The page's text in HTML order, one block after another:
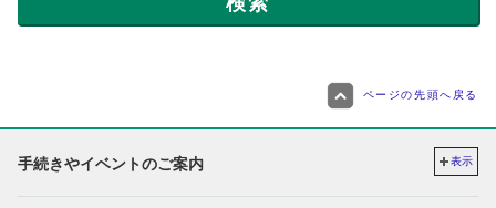
ページの先頭へ戻る
手続きやイベントのご案内 表示